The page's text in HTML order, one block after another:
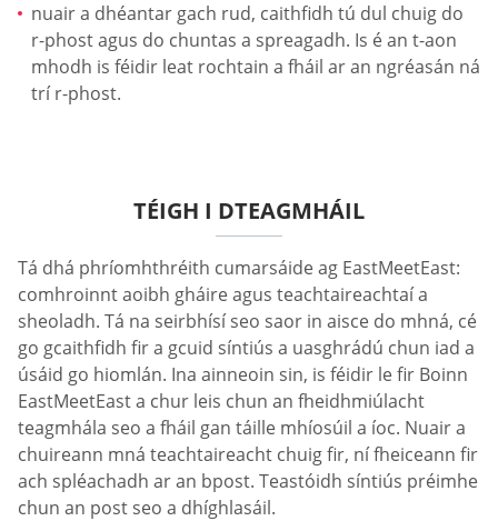
nuair a dhéantar gach rud, caithfidh tú dul chuig do
r-phost agus do chuntas a spreagadh. Is é an t-aon
mhodh is féidir leat rochtain a fháil ar an ngréasán ná
trí r-phost.
TÉIGH I DTEAGMHÁIL
Tá dhá phríomhthréith cumarsáide ag EastMeetEast:
comhroinnt aoibh gháire agus teachtaireachtaí a
sheoladh. Tá na seirbhísí seo saor in aisce do mhná, cé
go gcaithfidh fir a gcuid síntiús a uasghrádú chun iad a
úsáid go hiomlán. Ina ainneoin sin, is féidir le fir Boinn
EastMeetEast a chur leis chun an fheidhmiúlacht
teagmhála seo a fháil gan táille mhíosúil a íoc. Nuair a
chuireann mná teachtaireacht chuig fir, ní fheiceann fir
ach spléachadh ar an bpost. Teastóidh síntiús préimhe
chun an post seo a dhíghlasáil.